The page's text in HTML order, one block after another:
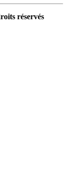
réservés